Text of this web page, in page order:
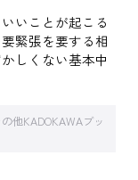
いことが起こる
緊張を要する相
しくない基本中
の他KADOKAWAブッ